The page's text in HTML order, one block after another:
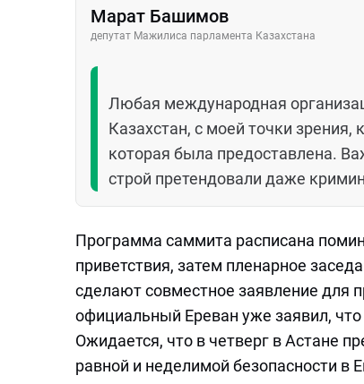
Марат Башимов
депутат Мажилиса парламента Казахстана
Любая международная
Казахстан, с моей точки
которая была предоставлена.
строй претендовали даже
Программа саммита расписана
приветствия, затем пленарное
сделают совместное заявление для
официальный Ереван уже заявил,
Ожидается, что в четверг в Астане
равной и неделимой безопасности в